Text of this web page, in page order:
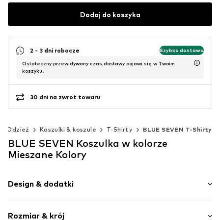
Dodaj do koszyka
2 - 3 dni robocze Szybka dostawa
Ostateczny przewidywany czas dostawy pojawi się w Twoim
koszyku.
30 dni na zwrot towaru
Odzież Koszulki & koszule T-Shirty BLUE SEVEN T-Shirty
BLUE SEVEN Koszulka w kolorze
Mieszane Kolory
Design & dodatki
Rozmiar & krój